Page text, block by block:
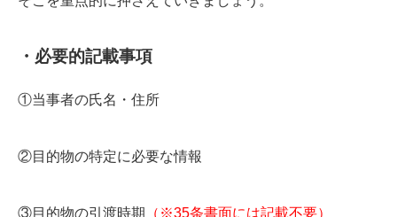
・必要的記載事項
①当事者の氏名・住所
②目的物の特定に必要な情報
③目的物の引渡時期 （※35条書面には記載不要）